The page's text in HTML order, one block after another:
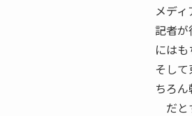
メデ
記者
には
そし
ちろん
だと